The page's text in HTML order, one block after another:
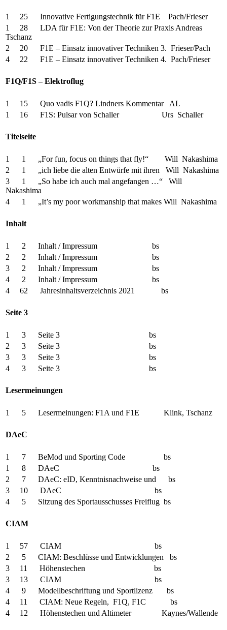
1 25 Innovative Fertigungstechnik für F1E Pach/Frieser
1 28 LDA für F1E: Von der Theorie zur Praxis Andreas
Tschanz
2 20 F1E – Einsatz innovativer Techniken 3. Frieser/Pach
4 22 F1E – Einsatz innovativer Techniken 4. Pach/Frieser
F1Q/F1S – Elektroflug
1 15 Quo vadis F1Q? Lindners Kommentar AL
1 16 F1S: Pulsar von Schaller Urs Schaller
Titelseite
1 1 „For fun, focus on things that fly!“ Will Nakashima
2 1 „ich liebe die alten Entwürfe mit ihren Will Nakashima
3 1 „So habe ich auch mal angefangen …“ Will
Nakashima
4 1 „It’s my poor workmanship that makes Will Nakashima
Inhalt
1 2 Inhalt / Impressum bs
2 2 Inhalt / Impressum bs
3 2 Inhalt / Impressum bs
4 2 Inhalt / Impressum bs
4 62 Jahresinhaltsverzeichnis 2021 bs
Seite 3
1 3 Seite 3 bs
2 3 Seite 3 bs
3 3 Seite 3 bs
4 3 Seite 3 bs
Lesermeinungen
1 5 Lesermeinungen: F1A und F1E Klink, Tschanz
DAeC
1 7 BeMod und Sporting Code bs
1 8 DAeC bs
2 7 DAeC: eID, Kenntnisnachweise und bs
3 10 DAeC bs
4 5 Sitzung des Sportausschusses Freiflug bs
CIAM
1 57 CIAM bs
2 5 CIAM: Beschlüsse und Entwicklungen bs
3 11 Höhenstechen bs
3 13 CIAM bs
4 9 Modellbeschriftung und Sportlizenz bs
4 11 CIAM: Neue Regeln, F1Q, F1C bs
4 12 Höhenstechen und Altimeter Kaynes/Wallende